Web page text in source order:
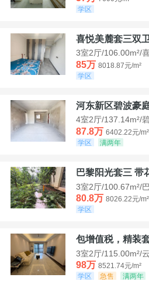
学区
喜悦美麓套三双卫
3室2厅/106.00m²/
85万 8018.87元/m²
学区
河东新区碧波豪
4室2厅/137.14m²/
87.8万 6402.22元/m²
学区
满两年
巴黎阳光套三 带
3室2厅/100.67m²/
80.8万 8026.22元/m²
学区
包增值税，精装
3室2厅/115.00m²/
98万 8521.74元/m²
学区
急售 满两年